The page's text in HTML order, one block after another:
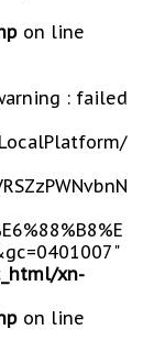
on line
: failed
xn-
on line